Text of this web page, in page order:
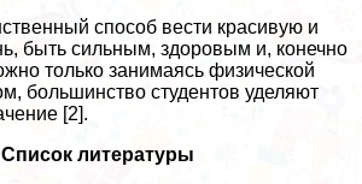
способ вести красивую и
быть сильным, здоровым и, конечно
только занимаясь физической
большинство студентов уделяют
[2].
Список литературы